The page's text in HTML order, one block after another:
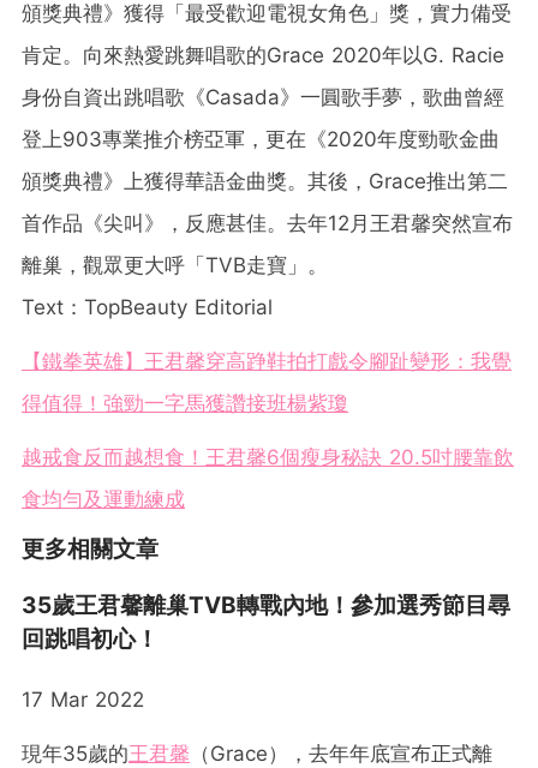
頒獎典禮》獲得「最受歡迎電視女角色」獎，實力備受
肯定。向來熱愛跳舞唱歌的Grace 2020年以G. Racie
身份自資出跳唱歌《Casada》一圓歌手夢，歌曲曾經
登上903專業推介榜亞軍，更在《2020年度勁歌金曲
頒獎典禮》上獲得華語金曲獎。其後，Grace推出第二
首作品《尖叫》，反應甚佳。去年12月王君馨突然宣布
離巢，觀眾更大呼「TVB走寶」。
Text：TopBeauty Editorial
【鐵拳英雄】王君馨穿高踭鞋拍打戲令腳趾變形：我覺
得值得！強勁一字馬獲讚接班楊紫瓊
越戒食反而越想食！王君馨6個瘦身秘訣 20.5吋腰靠飲
食均勻及運動練成
更多相關文章
35歲王君馨離巢TVB轉戰內地！參加選秀節目尋
回跳唱初心！
17 Mar 2022
現年35歲的王君馨 （Grace），去年年底宣布正式離